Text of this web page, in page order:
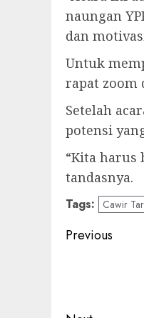
naungan
dan
Untuk
rapat zoom
Setelah
potensi
“Kita harus
tandasnya.
Tags: Cawir
Post
Previous